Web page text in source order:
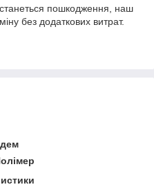
пошкодження, наш
без додаткових витрат.